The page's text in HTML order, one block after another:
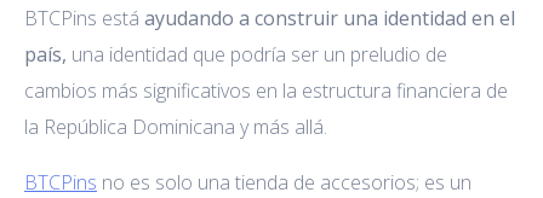
BTCPins está ayudando a construir una identidad en el
país, una identidad que podría ser un preludio de
cambios más significativos en la estructura financiera de
la República Dominicana y más allá.
BTCPins no es solo una tienda de accesorios; es un